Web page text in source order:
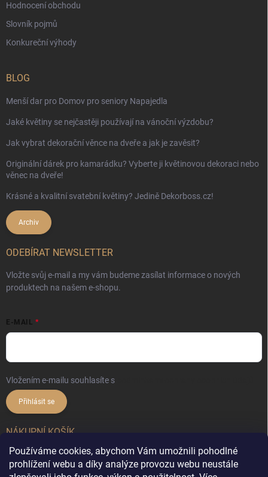
Používáme cookies, abychom Vám umožnili pohodlné
prohlížení webu a díky analýze provozu webu neustále
Hodnocení obchodu
Slovník pojmů
Konkureční výhody
BLOG
Menší dar pro Domov pro seniory Napajedla
Jaké květiny se nejčastěji používají na vánoční výzdobu?
Jak vybrat dekorační věnce na dveře a jak je zavěsit?
Originální dárek pro kamarádku? Vyberte ji květinovou dekoraci nebo
věnec na dveře!
Krásné a kvalitní svatební květiny? Jedině Dekorboss.cz!
Archiv
ODEBÍRAT NEWSLETTER
Vložte svůj e-mail a my vám budeme zasílat informace o nových
produktech na našem e-shopu.
E-MAIL
Vložením e-mailu souhlasíte s
Přihlásit se
NÁKUPNÍ KOŠÍK
0ks /0 Kč